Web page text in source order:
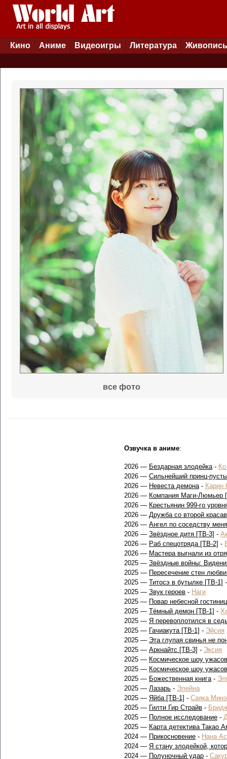
Кино Аниме Видеоигры Литература Живопись
все фото
Озвучка в аниме:
2026 — Бездарная злодейка-
2026 — Сильнейший принц-
2026 — Невеста демона- Карин
2026 — Компания Маги-Люмьер
2026 — Крестьянин 999-го
2026 — Дружба со второй
2026 — Ангел по соседству
2026 — Звёздное дитя [ТВ-3] -
2026 — Раб спецотряда [ТВ-2] -
2026 — Мастера выгнали из
2025 — Звёздные войны:
2025 — Пересечение стен
2025 — Титосэ в бутылке [ТВ-1]
2025 — Звук героев - Наги
2025 — Повар небесной
2025 — Тёмный демон [ТВ-1] -
2025 — Я перевоплотился в
2025 — Гачиакута [ТВ-1] - Эйсия
2025 — Эта глупая свинья не
2025 — Аркнайтс [ТВ-3] - Эксия
2025 — Космическое шоу
2025 — Космическое шоу
2025 — Божественная книга-
2025 — Лазарь - Элейна
2025 — Яйба [ТВ-1] - Саяка Минэ
2025 — Гилти Гир Страйв -
2025 — Полное исследование -
2025 — Карта детектива Такао
2024 — Прикосновение - Нана
2024 — Я стану злодейкой,
2024 — Полуночный удар -